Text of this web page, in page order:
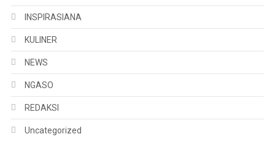
INSPIRASIANA
KULINER
NEWS
NGASO
REDAKSI
Uncategorized